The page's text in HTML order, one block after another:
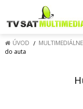
ÚVOD
do auta